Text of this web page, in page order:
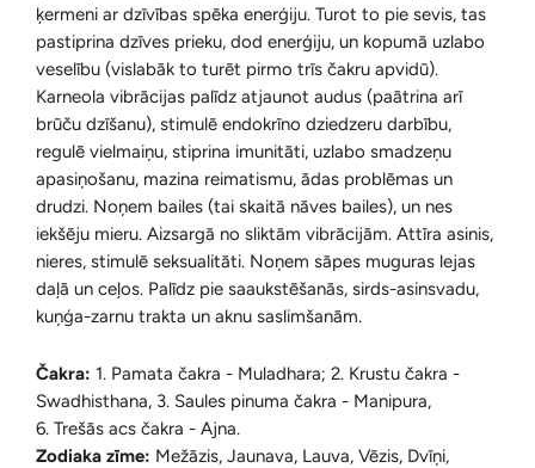
ķermeni ar dzīvības spēka enerģiju. Turot to pie sevis, tas
pastiprina dzīves prieku, dod enerģiju, un kopumā uzlabo
veselību (vislabāk to turēt pirmo trīs čakru apvidū).
Karneola vibrācijas palīdz atjaunot audus (paātrina arī
brūču dzīšanu), stimulē endokrīno dziedzeru darbību,
regulē vielmaiņu, stiprina imunitāti, uzlabo smadzeņu
apasiņošanu, mazina reimatismu, ādas problēmas un
drudzi. Noņem bailes (tai skaitā nāves bailes), un nes
iekšēju mieru. Aizsargā no sliktām vibrācijām. Attīra asinis,
nieres, stimulē seksualitāti. Noņem sāpes muguras lejas
daļā un ceļos. Palīdz pie saaukstēšanās, sirds-asinsvadu,
kuņģa-zarnu trakta un aknu saslimšanām.
Čakra: 1. Pamata čakra - Muladhara; 2. Krustu čakra -
Swadhisthana, 3. Saules pinuma čakra - Manipura,
6. Trešās acs čakra - Ajna.
Zodiaka zīme: Mežāzis, Jaunava, Lauva, Vēzis, Dvīņi,